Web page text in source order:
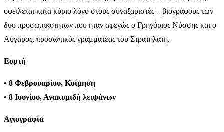
οφείλεται κατα κύριο λόγο στους συναξαριστές – βιογράφους των
δυο προσωπικοτήτων που ήταν αφενώς ο Γρηγόριος Νύσσης και ο
Αύγαρος, προσωπικός γραμματέας του Στρατηλάτη.
Εορτή
• 8 Φεβρουαρίου, Κοίμηση
• 8 Ιουνίου, Ανακομιδή λειψάνων
Αγιογραφία